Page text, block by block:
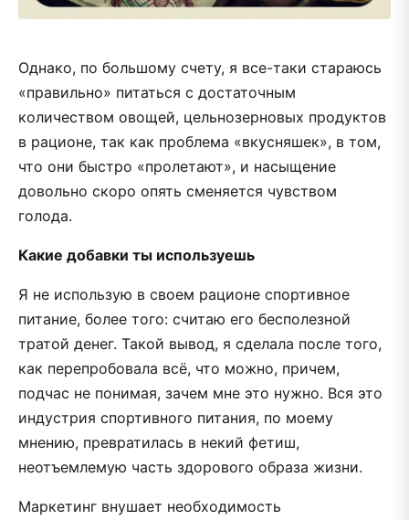
Однако, по большому счету, я все-таки стараюсь
«правильно» питаться с достаточным
количеством овощей, цельнозерновых продуктов
в рационе, так как проблема «вкусняшек», в том,
что они быстро «пролетают», и насыщение
довольно скоро опять сменяется чувством
голода.
Какие добавки ты используешь
Я не использую в своем рационе спортивное
питание, более того: считаю его бесполезной
тратой денег. Такой вывод, я сделала после того,
как перепробовала всё, что можно, причем,
подчас не понимая, зачем мне это нужно. Вся это
индустрия спортивного питания, по моему
мнению, превратилась в некий фетиш,
неотъемлемую часть здорового образа жизни.
Маркетинг внушает необходимость